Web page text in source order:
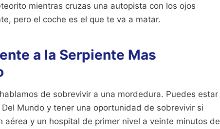
mientras cruzas una autopista con los ojos
pero el coche es el que te va a matar.
a la Serpiente Mas
de sobrevivir a una mordedura. Puedes estar
Mundo y tener una oportunidad de sobrevivir si
aérea y un hospital de primer nivel a veinte minutos de